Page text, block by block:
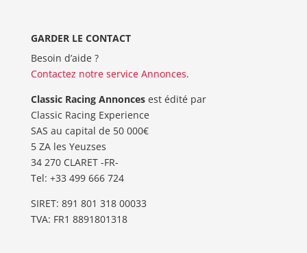
GARDER LE CONTACT
Besoin d’aide ?
Contactez notre service Annonces.
Classic Racing Annoncesest édité par
Classic Racing Experience
SAS au capital de 50 000€
5 ZA les Yeuzses
34 270 CLARET -FR-
Tel: ‭+33 499 666 724‬
SIRET: 891 801 318 00033
TVA: FR1 8891801318